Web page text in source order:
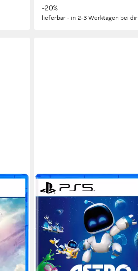
-20%
lieferbar - in 2-3 Werktagen bei dir